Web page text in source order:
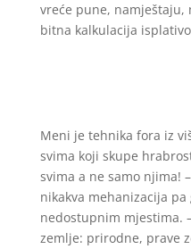
vreće pune, namještaju,
bitna kalkulacija
Meni je tehnika fora iz
svima koji skupe
svima a ne samo njima!
nikakva mehanizacija
nedostupnim mjestima.
zemlje: prirodne, prave